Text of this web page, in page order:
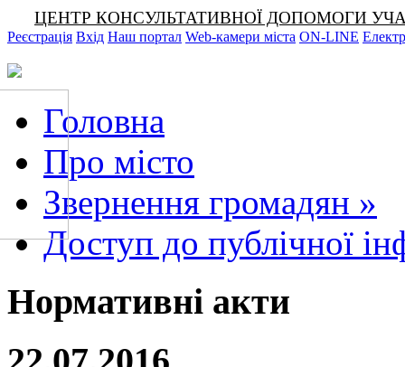
ЦЕНТР КОНСУЛЬТАТИВНОЇ ДОПОМОГИ
Реєстрація Вхід Наш портал Web-камери міста ON-LINE
Головна
Про місто
Звернення громадян »
Доступ до публічної
Нормативні акти